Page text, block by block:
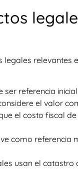
legales relevantes
ser referencia
el valor
el costo fiscal de
como referencia
usan el catastro